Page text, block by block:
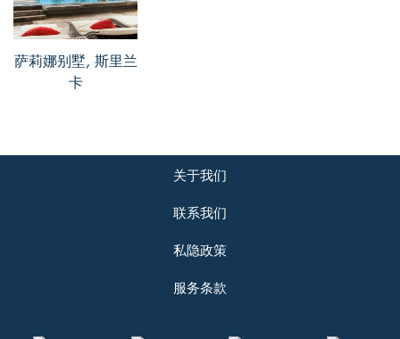
员，服务态度也是很不错的。
萨莉娜别墅, 斯里兰
卡
关于我们
联系我们
私隐政策
服务条款